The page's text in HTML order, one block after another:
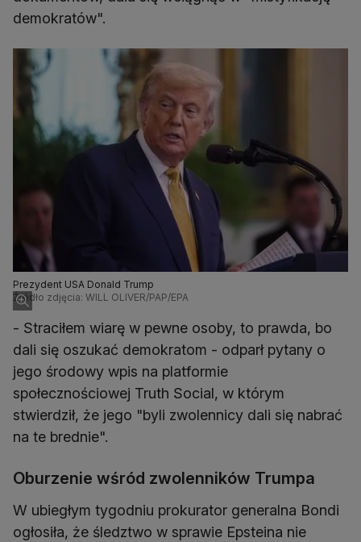
demokratów".
Prezydent USA Donald Trump
Źródło zdjęcia: WILL OLIVER/PAP/EPA
- Straciłem wiarę w pewne osoby, to prawda, bo
dali się oszukać demokratom - odparł pytany o
jego środowy wpis na platformie
społecznościowej Truth Social, w którym
stwierdził, że jego "byli zwolennicy dali się nabrać
na te brednie".
Oburzenie wśród zwolenników Trumpa
W ubiegłym tygodniu prokurator generalna Bondi
ogłosiła, że śledztwo w sprawie Epsteina nie